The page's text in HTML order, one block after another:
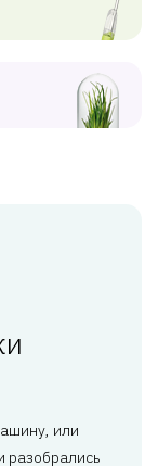
или
разобрались